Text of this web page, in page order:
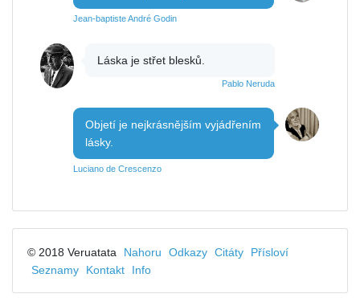
Jean-baptiste André Godin
Láska je střet blesků.
Pablo Neruda
Objetí je nejkrásnějším vyjádřením
lásky.
Luciano de Crescenzo
© 2018 Veruatata Nahoru Odkazy Citáty
Přísloví
Seznamy
Kontakt Info